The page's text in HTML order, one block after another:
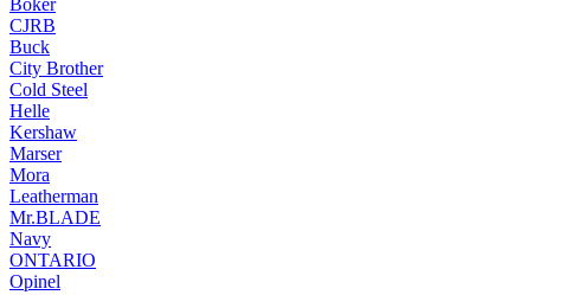
Boker
CJRB
Buck
City Brother
Cold Steel
Helle
Kershaw
Marser
Mora
Leatherman
Mr.BLADE
Navy
ONTARIO
Opinel